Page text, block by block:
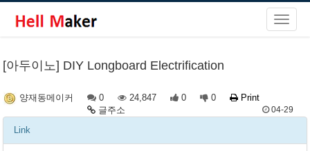
[아두이노] DIY Longboard Electrification
양재동메이커 0 24,847 0 0
Print
글주소
04-29
Link